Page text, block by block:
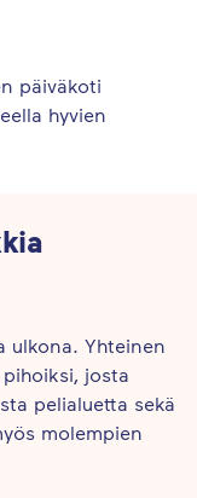
päiväkoti
hyvien
ulkona. Yhteinen
josta
pelialuetta sekä
molempien